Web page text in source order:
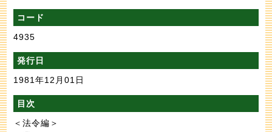
コード
4935
発行日
1981年12月01日
目次
＜法令編＞